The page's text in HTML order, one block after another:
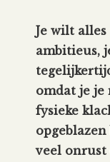
Je wilt
ambitieus,
omdat je je
fysieke
veel onrust